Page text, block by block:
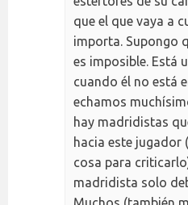
que el que vaya a
importa. Supongo
es imposible. Está
cuando él no está
echamos
hay madridistas
hacia este jugador
cosa para
madridista solo